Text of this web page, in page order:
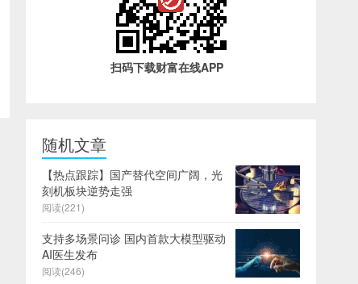
扫码下载财富在线APP
随机文章
【热点跟踪】国产替代空间广阔，光
刻机板块逆势走强
阅读(221)
支持多场景问诊 国内首款大模型驱动
AI医生发布
阅读(246)